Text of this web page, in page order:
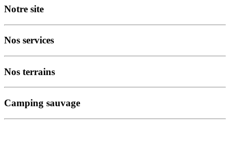
Notre site
Nos services
Nos terrains
Camping sauvage